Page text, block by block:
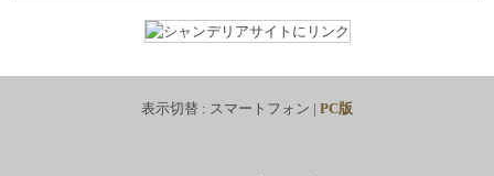
表示切替 : スマートフォン | PC版